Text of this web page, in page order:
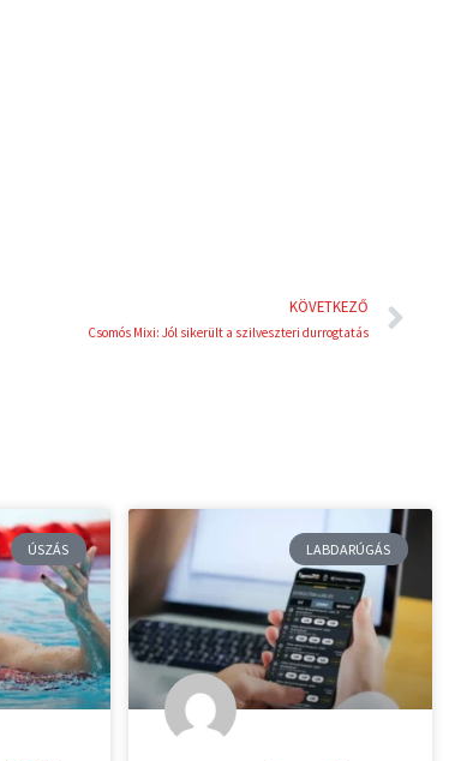
KÖVETKEZŐ
Csomós Mixi: Jól sikerült a szilveszteri durrogtatás
ÚSZÁS LABDARÚGÁS